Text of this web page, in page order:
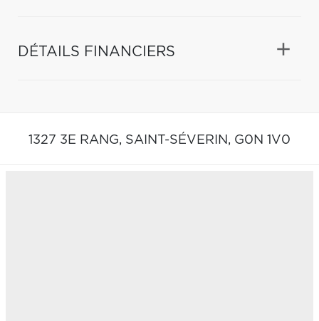
DÉTAILS FINANCIERS
1327 3E RANG, SAINT-SÉVERIN, G0N 1V0